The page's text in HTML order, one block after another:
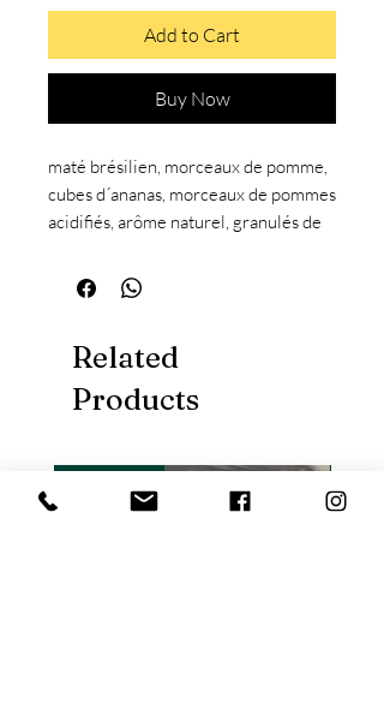
Add to Cart
Buy Now
maté brésilien, morceaux de pomme,
cubes d´ananas, morceaux de pommes
acidifiés, arôme naturel, granulés de
souci, fleurs de mauve.
Related
Products